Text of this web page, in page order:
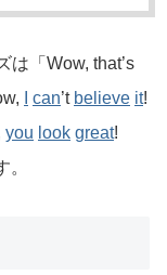
は「Wow, that’s
can’t believe it!
you look great!